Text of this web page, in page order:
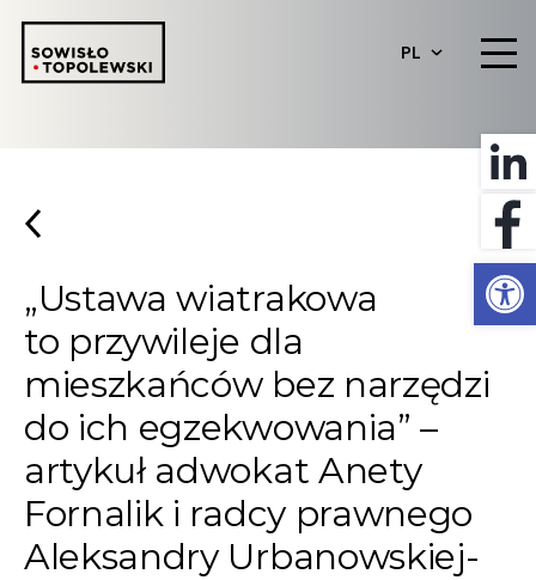
PL
„Ustawa wiatrakowa
to przywileje dla
mieszkańców bez narzędzi
do ich egzekwowania” –
artykuł adwokat Anety
Fornalik i radcy prawnego
Aleksandry Urbanowskiej-